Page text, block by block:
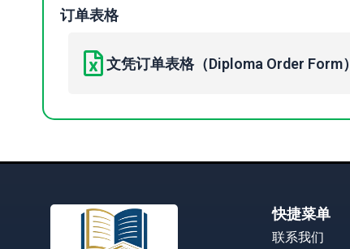
订单表格
文凭订单表格（Diploma Order Form）
快捷菜单
联系我们